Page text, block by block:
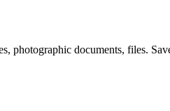
photographic documents, files.